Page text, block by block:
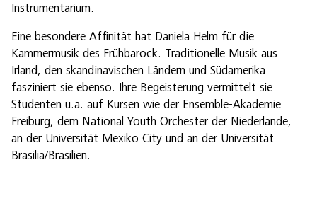
Instrumentarium.
Eine besondere Affinität hat Daniela Helm für die
Kammermusik des Frühbarock. Traditionelle Musik aus
Irland, den skandinavischen Ländern und Südamerika
fasziniert sie ebenso. Ihre Begeisterung vermittelt sie
Studenten u.a. auf Kursen wie der Ensemble-Akademie
Freiburg, dem National Youth Orchester der Niederlande,
an der Universität Mexiko City und an der Universität
Brasilia/Brasilien.